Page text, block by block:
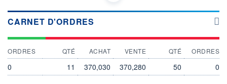
ACTIONNAIRES
DONNÉES TEMPS DIFFÉRÉ
Cotation sur les autres places
375
380
CARNET D'ORDRES
ORDRES QTÉ ACHAT VENTE QTÉ ORDRES
0 11 370,030 370,280 50 0